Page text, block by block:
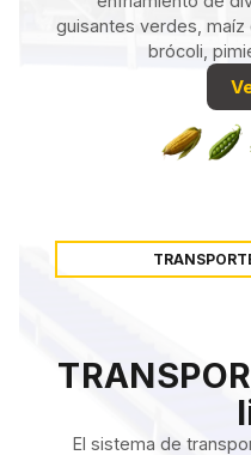
guisantes verdes, maíz
brócoli,
El sistema de